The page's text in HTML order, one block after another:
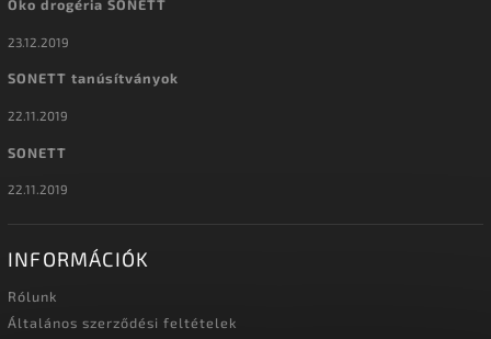
Öko drogéria SONETT
23.12.2019
SONETT tanúsítványok
22.11.2019
SONETT
22.11.2019
INFORMÁCIÓK
Rólunk
Általános szerződési feltételek